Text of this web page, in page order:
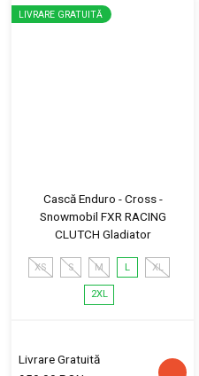
LIVRARE GRATUITĂ
Cască Enduro - Cross -
Snowmobil FXR RACING
CLUTCH Gladiator
XS S M L XL
2XL
Livrare Gratuită